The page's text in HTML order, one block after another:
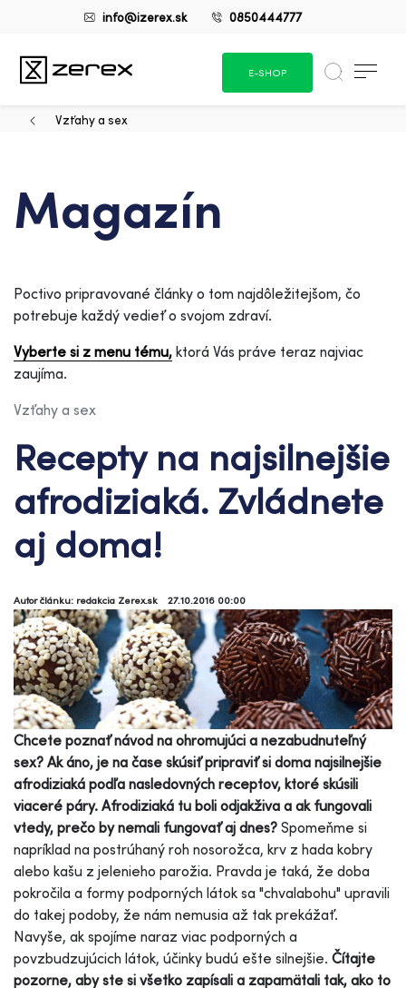
info@izerex.sk 0850444777
E-SHOP
Vzťahy a sex
Magazín
Poctivo pripravované články o tom najdôležitejšom, čo
potrebuje každý vedieť o svojom zdraví.
Vyberte si z menu tému, ktorá Vás práve teraz najviac
zaujíma.
Vzťahy a sex
Recepty na najsilnejšie
afrodiziaká. Zvládnete
aj doma!
Autor článku: redakcia Zerex.sk 27.10.2016 00:00
Chcete poznať návod na ohromujúci a nezabudnuteľný
sex? Ak áno, je na čase skúsiť pripraviť si doma najsilnejšie
afrodiziaká podľa nasledovných receptov, ktoré skúsili
viaceré páry. Afrodiziaká tu boli odjakživa a ak fungovali
vtedy, prečo by nemali fungovať aj dnes? Spomeňme si
napríklad na postrúhaný roh nosorožca, krv z hada kobry
alebo kašu z jelenieho parožia. Pravda je taká, že doba
pokročila a formy podporných látok sa "chvalabohu" upravili
do takej podoby, že nám nemusia až tak prekážať.
Navyše, ak spojíme naraz viac podporných a
povzbudzujúcich látok, účinky budú ešte silnejšie. Čítajte
pozorne, aby ste si všetko zapísali a zapamätali tak, ako to